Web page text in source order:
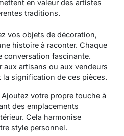
en valeur des artistes
traditions.
vos objets de décoration,
histoire à raconter. Chaque
conversation fascinante.
aux artisans ou aux vendeurs
la signification de ces pièces.
Ajoutez votre propre touche à
des emplacements
Cela harmonise
style personnel.